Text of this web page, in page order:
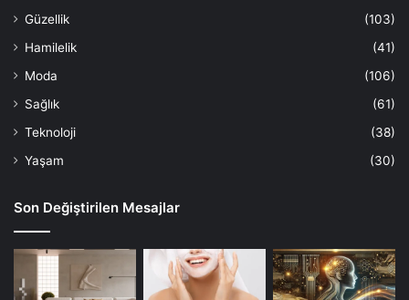
Güzellik
(103)
Hamilelik
(41)
Moda
(106)
Sağlık
(61)
Teknoloji
(38)
Yaşam
(30)
Son Değiştirilen Mesajlar